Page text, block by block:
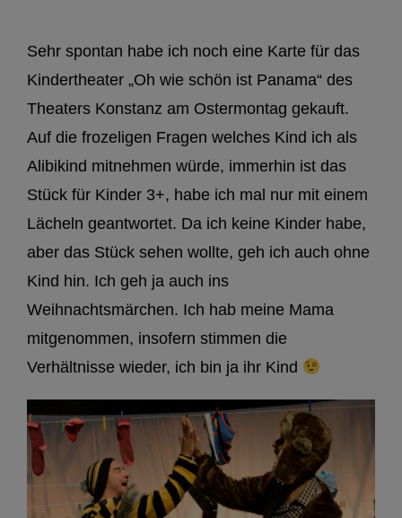
Sehr spontan habe ich noch eine Karte für das
Kindertheater „Oh wie schön ist Panama“ des
Theaters Konstanz am Ostermontag gekauft.
Auf die frozeligen Fragen welches Kind ich als
Alibikind mitnehmen würde, immerhin ist das
Stück für Kinder 3+, habe ich mal nur mit einem
Lächeln geantwortet. Da ich keine Kinder habe,
aber das Stück sehen wollte, geh ich auch ohne
Kind hin. Ich geh ja auch ins
Weihnachtsmärchen. Ich hab meine Mama
mitgenommen, insofern stimmen die
Verhältnisse wieder, ich bin ja ihr Kind